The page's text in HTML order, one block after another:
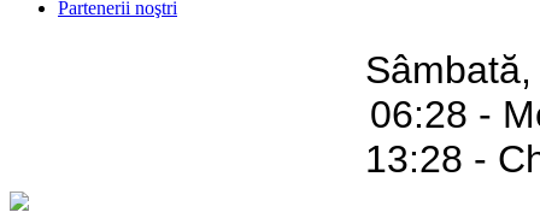
Partenerii noştri
06:28 -
13:28 -